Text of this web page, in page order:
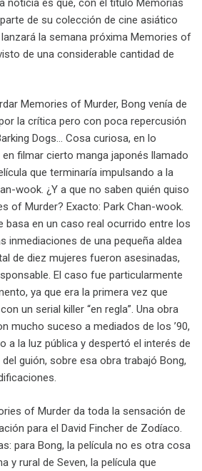
noticia es que, con el título Memorias
de su colección de cine asiático
la semana próxima Memories of
de una considerable cantidad de
Memories of Murder, Bong venía de
la crítica pero con poca repercusión
Dogs… Cosa curiosa, en lo
filmar cierto manga japonés llamado
que terminaría impulsando a la
wook. ¿Y a que no saben quién quiso
of Murder? Exacto: Park Chan-wook.
basa en un caso real ocurrido entre los
inmediaciones de una pequeña aldea
de diez mujeres fueron asesinadas,
El caso fue particularmente
ya que era la primera vez que
un serial killer “en regla”. Una obra
mucho suceso a mediados de los ’90,
a la luz pública y despertó el interés de
del guión, sobre esa obra trabajó Bong,
of Murder da toda la sensación de
para el David Fincher de Zodíaco.
para Bong, la película no es otra cosa
y rural de Seven, la película que